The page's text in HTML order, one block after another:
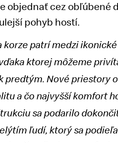
objednať cez obľúbené
pohyb hostí.
korze patrí medzi
ktorej môžeme
predtým. Nové priestory
a čo najvyšší komfort
sa podarilo
ľudí, ktorý sa